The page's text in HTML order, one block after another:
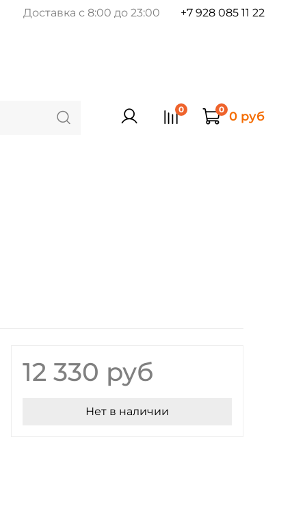
Доставка с 8:00 до 23:00 +7 928 085 11 22
0 0 0 руб
12 330 руб
Нет в наличии